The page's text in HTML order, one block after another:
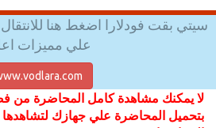
سيتي بقت فودلارا اضغط هنا
علي مميزات
لا يمكنك مشاهدة كامل المحاضرة
بتحميل المحاضرة علي جهازك